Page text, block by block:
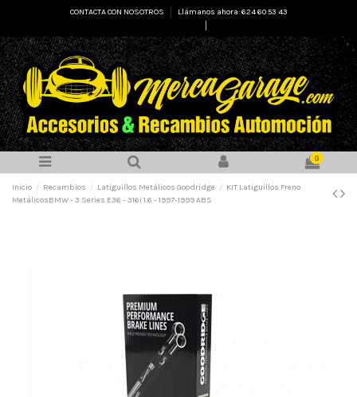
CONTACTA CON NOSOTROS
Llámanos ahora: 624 60 53 43
0
Inicio Recambios Latiguillos Metálicos Goodridge
KIT Latiguillos Freno
MetálicosBMW - 3 Series E36 - 316i 1.6 - 1997-1999 ABS